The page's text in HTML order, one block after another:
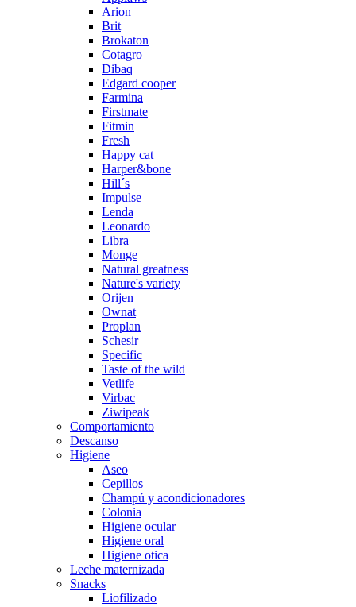
Arion
Brit
Brokaton
Cotagro
Dibaq
Edgard cooper
Farmina
Firstmate
Fitmin
Fresh
Happy cat
Harper&bone
Hill´s
Impulse
Lenda
Leonardo
Libra
Monge
Natural greatness
Nature's variety
Orijen
Ownat
Proplan
Schesir
Specific
Taste of the wild
Vetlife
Virbac
Ziwipeak
Comportamiento
Descanso
Higiene
Aseo
Cepillos
Champú y acondicionadores
Colonia
Higiene ocular
Higiene oral
Higiene otica
Leche maternizada
Snacks
Liofilizado